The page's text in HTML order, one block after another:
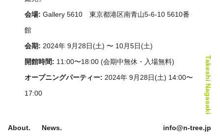
About. News. info@n-tree.jp
会場: Gallery 5610 東京都港区南青山5-6-10 5610番
館
会期: 2024年 9月28日(土) 〜 10月5日(土)
開館時間: 11:00〜18:00 (会期中無休・入場無料)
オープニングパーティー: 2024年 9月28日(土) 14:00〜
17:00
関連イベント:
Takeshi Nagasaki